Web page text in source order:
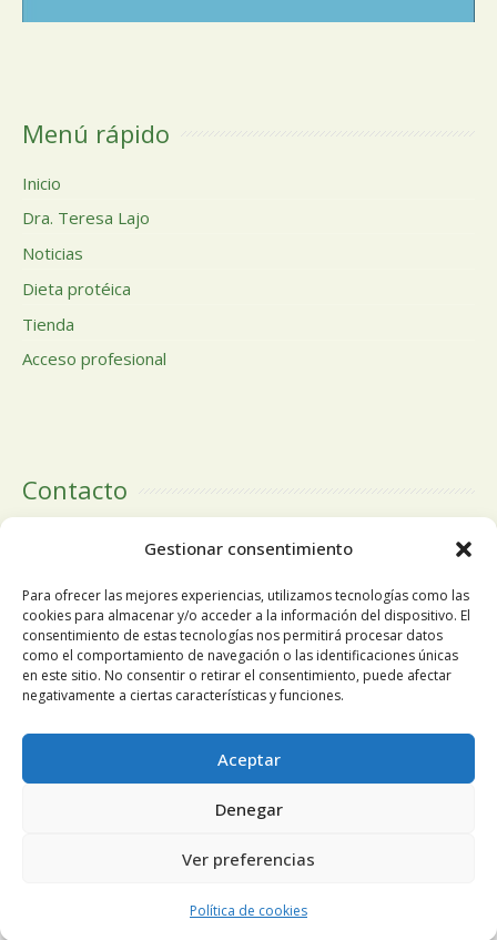
Gestionar consentimiento
Para ofrecer las mejores experiencias, utilizamos tecnologías como las
cookies para almacenar y/o acceder a la información del dispositivo. El
consentimiento de estas tecnologías nos permitirá procesar datos
como el comportamiento de navegación o las identificaciones únicas
en este sitio. No consentir o retirar el consentimiento, puede afectar
negativamente a ciertas características y funciones.
Aceptar
Denegar
Ver preferencias
Política de cookies
Menú rápido
Inicio
Dra. Teresa Lajo
Noticias
Dieta protéica
Tienda
Acceso profesional
Contacto
Calle Doctor Calero, 19 Centro Comercial El Tutti 1ª Planta,
Tlfn: +34 91 196 19 63
pedidosnuosalud@gmail.com
nuestros servicios y mostrarle publicidad relacionada con sus
preferencias mediante el análisis de sus hábitos de
su uso. Puede cambiar la configuración u obtener más
informaciónaquí. Aceptar